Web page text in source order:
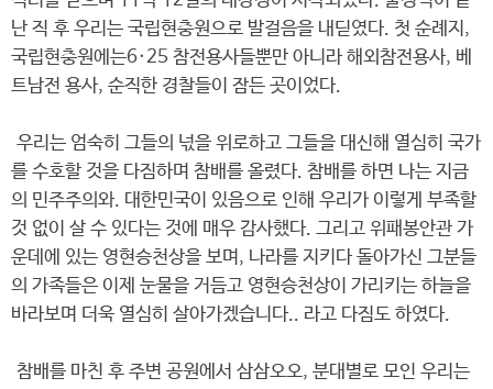
난 직 후 우리는 국립현충원으로 발걸음을 내딛였다. 첫 순례지,
국립현충원에는6·25 참전용사들뿐만 아니라 해외참전용사, 베
트남전 용사, 순직한 경찰들이 잠든 곳이었다.
우리는 엄숙히 그들의 넋을 위로하고 그들을 대신해 열심히 국가
를 수호할 것을 다짐하며 참배를 올렸다. 참배를 하면 나는 지금
의 민주주의와. 대한민국이 있음으로 인해 우리가 이렇게 부족할
것 없이 살 수 있다는 것에 매우 감사했다. 그리고 위패봉안관 가
운데에 있는 영현승천상을 보며, 나라를 지키다 돌아가신 그분들
의 가족들은 이제 눈물을 거듬고 영현승천상이 가리키는 하늘을
바라보며 더욱 열심히 살아가겠습니다.. 라고 다짐도 하였다.
참배를 마친 후 주변 공원에서 삼삼오오, 분대별로 모인 우리는